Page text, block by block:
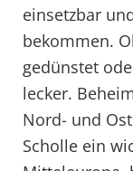
einsetzbar
bekommen.
gedünstet
lecker.
Nord- und
Scholle ein